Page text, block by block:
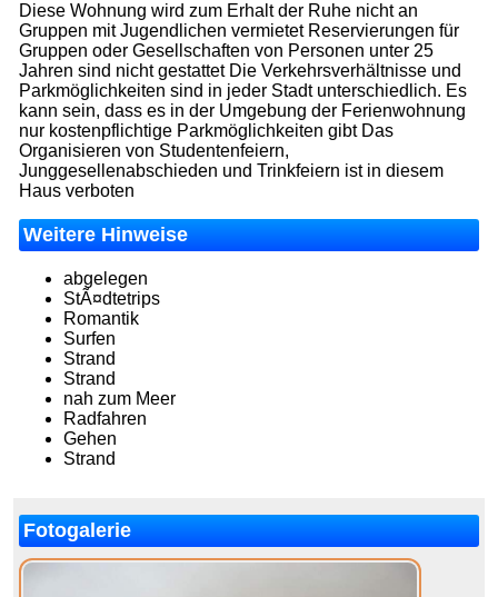
Diese Wohnung wird zum Erhalt der Ruhe nicht an
Gruppen mit Jugendlichen vermietet Reservierungen für
Gruppen oder Gesellschaften von Personen unter 25
Jahren sind nicht gestattet Die Verkehrsverhältnisse und
Parkmöglichkeiten sind in jeder Stadt unterschiedlich. Es
kann sein, dass es in der Umgebung der Ferienwohnung
nur kostenpflichtige Parkmöglichkeiten gibt Das
Organisieren von Studentenfeiern,
Junggesellenabschieden und Trinkfeiern ist in diesem
Haus verboten
Weitere Hinweise
abgelegen
StÃ¤dtetrips
Romantik
Surfen
Strand
Strand
nah zum Meer
Radfahren
Gehen
Strand
Fotogalerie